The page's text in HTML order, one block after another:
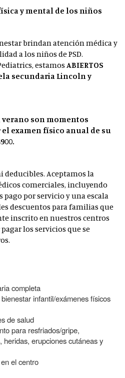
y mental de los niños
brindan atención médica y
a los niños de PSD.
estamosABIERTOS
secundaria Lincoln y
verano son momentos
examen físico anual de su
deducibles. Aceptamos la
comerciales, incluyendo
pago por servicio y una escala
descuentos para familias que
inscrito en nuestros centros
los servicios que se
completa
infantil/exámenes físicos
de salud
para resfriados/gripe,
heridas, erupciones cutáneas y
el centro